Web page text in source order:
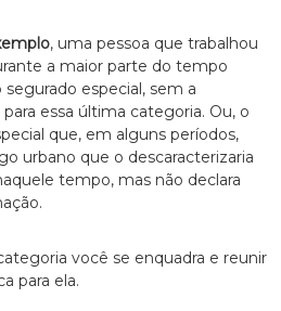
, uma pessoa que trabalhou
a maior parte do tempo
especial, sem a
essa última categoria. Ou, o
que, em alguns períodos,
urbano que o descaracterizaria
tempo, mas não declara
você se enquadra e reunir
para ela.